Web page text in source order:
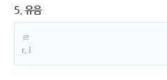
5. 유음
ㄹ
r, l